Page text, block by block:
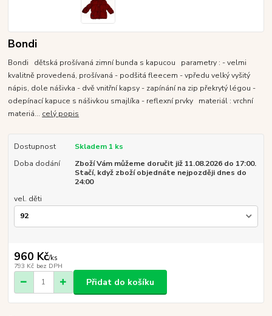
Bondi
Bondi dětská prošívaná zimní bunda s kapucou parametry : - velmi
kvalitně provedená, prošívaná - podšitá fleecem - vpředu velký vyšitý
nápis, dole nášivka - dvě vnitřní kapsy - zapínání na zip překrytý légou -
odepínací kapuce s nášivkou smajlíka - reflexní prvky materiál : vrchní
materiá... celý popis
Dostupnost
Skladem 1 ks
Doba dodání
Zboží Vám můžeme doručit již 11.08.2026 do 17:00.
Stačí, když zboží objednáte nejpozději dnes do
24:00
vel. děti
960 Kč/ks
793 Kč bez DPH
Přidat do košíku